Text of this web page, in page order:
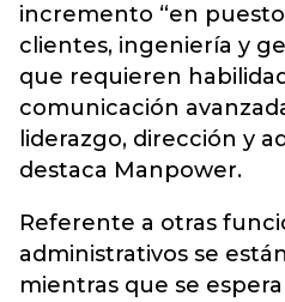
incremento “en
clientes, ingeniería y
que requieren
comunicación
liderazgo, dirección y
destaca Manpower.
Referente a otras
administrativos se
mientras que se